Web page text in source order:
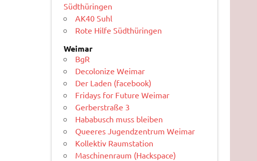
Südthüringen
AK40 Suhl
Rote Hilfe Südthüringen
Weimar
BgR
Decolonize Weimar
Der Laden (facebook)
Fridays for Future Weimar
Gerberstraße 3
Hababusch muss bleiben
Queeres Jugendzentrum Weimar
Kollektiv Raumstation
Maschinenraum (Hackspace)